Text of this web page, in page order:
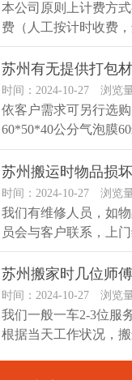
本公司原则上计费方
费（人工按计时收费
2、按立方收费（...
苏州有无提供打包
时间：2024-10-27 浏览
依客户需求可另行选
60*50*40公分气泡膜
苏州搬运时物品损
时间：2024-10-27 浏览
我们有维修人员，如
员会与客户联系，上
贵重物品可于搬迁前
苏州搬家时几位师
时间：2024-10-27 浏览
我们一般一车2-3位服
根据当天工作状况，